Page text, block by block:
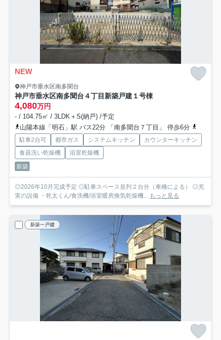
NEW
神戸市垂水区南多聞台
神戸市垂水区南多聞台４丁目新築戸建１号棟
4,080万円
- / 104.75㎡ / 3LDK＋S(納戸) /予定
山陽本線「明石」駅 バス22分 「南多聞台７丁目」 停歩6分
駐車2台可 都市ガス システムキッチン
カウンターキッチン
食器洗い乾燥機
浴室乾燥機
新築
◎2026年10月完成予定 ◎駐車スペース並列２台分（車種による） ◎充
実の設備 ・乾太くん/食洗機/浴室暖房換気乾燥機... もっと見る
新築一戸建